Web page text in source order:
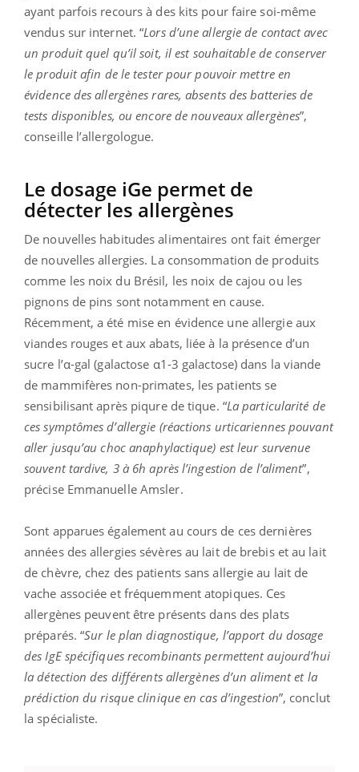
ayant parfois recours à des kits pour faire soi-même
vendus sur internet. “Lors d’une allergie de contact avec
un produit quel qu’il soit, il est souhaitable de conserver
le produit afin de le tester pour pouvoir mettre en
évidence des allergènes rares, absents des batteries de
tests disponibles, ou encore de nouveaux allergènes”,
conseille l’allergologue.
Le dosage iGe permet de
détecter les allergènes
De nouvelles habitudes alimentaires ont fait émerger
de nouvelles allergies. La consommation de produits
comme les noix du Brésil, les noix de cajou ou les
pignons de pins sont notamment en cause.
Récemment, a été mise en évidence une allergie aux
viandes rouges et aux abats, liée à la présence d’un
sucre l’α-gal (galactose α1-3 galactose) dans la viande
de mammifères non-primates, les patients se
sensibilisant après piqure de tique. “La particularité de
ces symptômes d’allergie (réactions urticariennes pouvant
aller jusqu’au choc anaphylactique) est leur survenue
souvent tardive, 3 à 6h après l’ingestion de l’aliment”,
précise Emmanuelle Amsler.
Sont apparues également au cours de ces dernières
années des allergies sévères au lait de brebis et au lait
de chèvre, chez des patients sans allergie au lait de
vache associée et fréquemment atopiques. Ces
allergènes peuvent être présents dans des plats
préparés. “Sur le plan diagnostique, l’apport du dosage
des IgE spécifiques recombinants permettent aujourd’hui
la détection des différents allergènes d’un aliment et la
prédiction du risque clinique en cas d’ingestion”, conclut
la spécialiste.